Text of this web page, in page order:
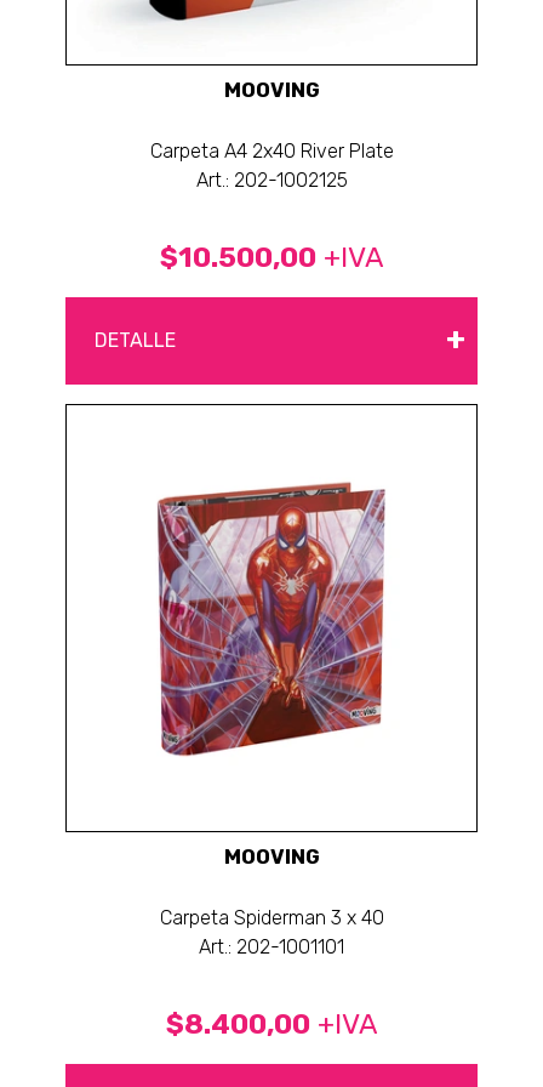
MOOVING
Carpeta A4 2x40 River Plate
Art.: 202-1002125
$10.500,00 +IVA
DETALLE +
MOOVING
Carpeta Spiderman 3 x 40
Art.: 202-1001101
$8.400,00 +IVA